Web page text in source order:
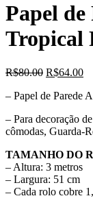
Papel de
Tropical
R$80.00 O
original
R$80.00.
R$64.00O
– Papel de Parede
– Para decoração
cômodas, Guarda-
TAMANHO DO
– Altura: 3 metros
– Largura: 51 cm
– Cada rolo cobre